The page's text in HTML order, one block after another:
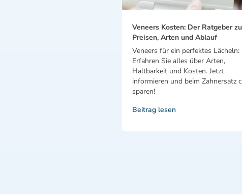
Veneers Kosten: Der Ratgeber zu
Preisen, Arten und Ablauf
Veneers für ein perfektes Lächeln:
Erfahren Sie alles über Arten,
Haltbarkeit und Kosten. Jetzt
informieren und beim Zahnersatz
sparen!
Beitrag lesen